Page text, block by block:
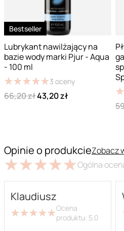
Bestseller
Lubrykant nawilżający na
bazie wody marki Pjur - Aqua
- 100 ml
★★★★★
★★★★★3 oceny
66,20 zł43,20 zł
★
★
Opinie o produkcieZobacz
★★★★★
★★★★★Ogólna
Klaudiusz
★★★★★
★★★★★Ocena
produktu: 5.0